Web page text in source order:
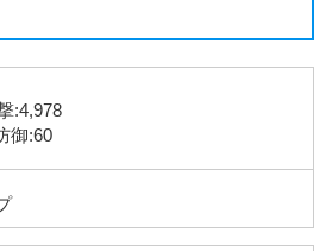
:4,978
御:60